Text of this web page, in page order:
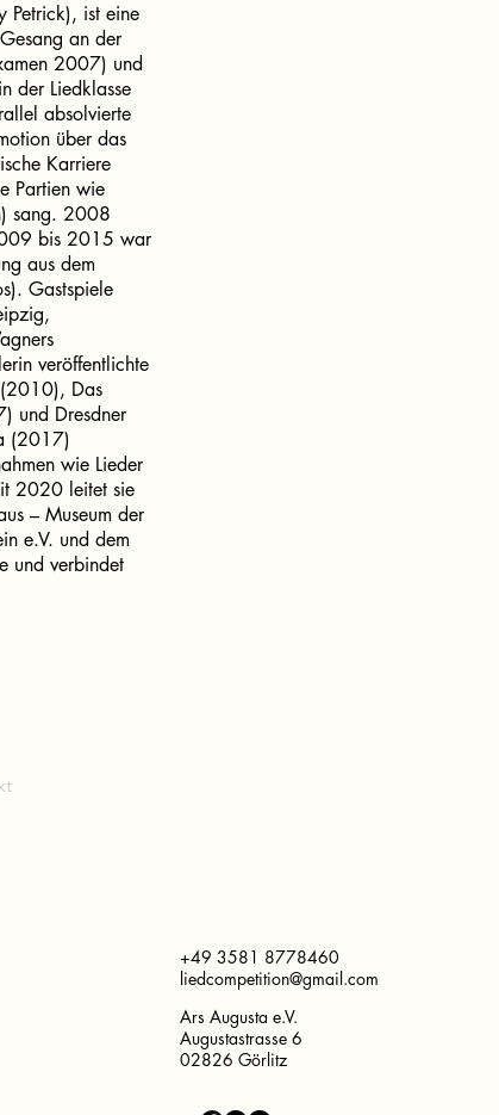
Petrick), ist eine
an der
2007) und
der Liedklasse
absolvierte
über das
Karriere
Partien wie
sang. 2008
bis 2015 war
aus dem
Gastspiele
veröffentlichte
(2010), Das
und Dresdner
(2017)
wie Lieder
2020 leitet sie
– Museum der
e.V. und dem
und verbindet
+49 3581 8778460
liedcompetition@gmail.com
Ars Augusta e.V.
Augustastrasse 6
02826 Görlitz